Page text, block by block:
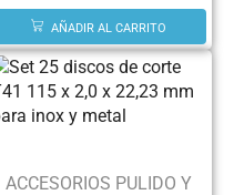
AÑADIR AL CARRITO
ACCESORIOS PULIDO Y